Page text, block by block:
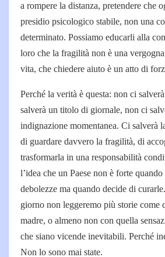
a rompere la distanza, pretendere che
presidio psicologico stabile, non una
determinato. Possiamo educarli alla
loro che la fragilità non è una
vita, che chiedere aiuto è un atto di
Perché la verità è questa: non ci
salverà un titolo di giornale, non ci
indignazione momentanea. Ci salverà
di guardare davvero la fragilità, di
trasformarla in una responsabilità
l’idea che un Paese non è forte
debolezze ma quando decide di
giorno non leggeremo più storie come
madre, o almeno non con quella
che siano vicende inevitabili. Perché
Non lo sono mai state.